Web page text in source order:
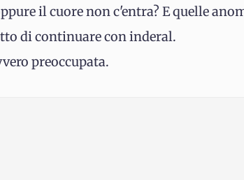
il cuore non c'entra? E quelle
di continuare con inderal.
preoccupata.